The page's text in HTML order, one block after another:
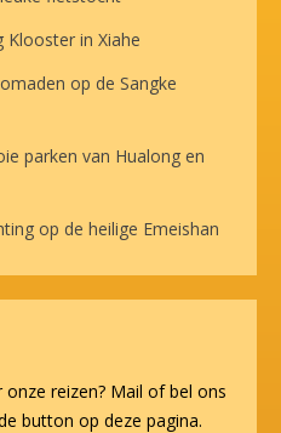
Klooster in Xiahe
op de Sangke
parken van Hualong en
op de heilige Emeishan
reizen? Mail of bel ons
button op deze pagina.